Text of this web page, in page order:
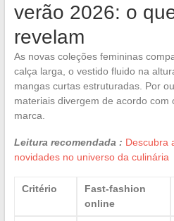
verão 2026: o
revelam
As novas coleções femininas
calça larga, o vestido fluido na
mangas curtas estruturadas. Por
materiais divergem de acordo com
marca.
Leitura recomendada : Descubra
novidades no universo da culinária
Critério
Fast-fashion
online